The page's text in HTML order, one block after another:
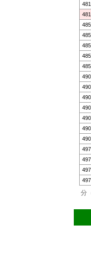
481
481
485
485
485
485
485
490
490
490
490
490
490
490
497
497
497
497
分